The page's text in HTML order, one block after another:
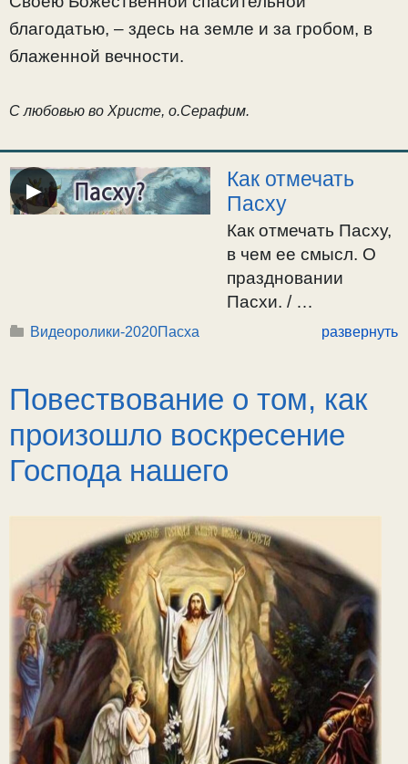
благодатью, – здесь на земле и за гробом, в
блаженной вечности.
С любовью во Христе, о.Серафим.
▶
Как отмечать
Пасху
Как отмечать Пасху,
в чем ее смысл. О
праздновании
Пасхи. /
10.04.2020г.
Видеоролики-2020Пасха развернуть
Повествование о том, как
произошло воскресение
Господа нашего